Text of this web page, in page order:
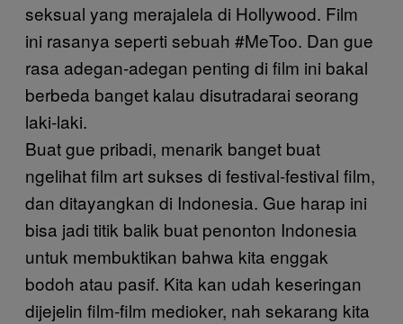
seksual yang merajalela di Hollywood. Film
ini rasanya seperti sebuah #MeToo. Dan gue
rasa adegan-adegan penting di film ini bakal
berbeda banget kalau disutradarai seorang
laki-laki.
Buat gue pribadi, menarik banget buat
ngelihat film art sukses di festival-festival film,
dan ditayangkan di Indonesia. Gue harap ini
bisa jadi titik balik buat penonton Indonesia
untuk membuktikan bahwa kita enggak
bodoh atau pasif. Kita kan udah keseringan
dijejelin film-film medioker, nah sekarang kita